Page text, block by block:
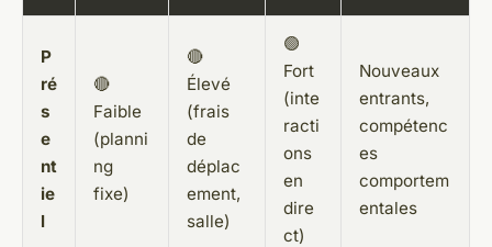
P
ré
s
e
nt
ie
l
🔴
Faible
(planni
ng
fixe)
🔴
Élevé
(frais
de
déplac
ement,
salle)
🟢
Fort
(inte
racti
ons
en
dire
ct)
Nouveaux
entrants,
compétenc
es
comportem
entales